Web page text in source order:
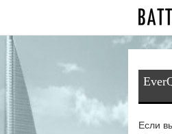
Если